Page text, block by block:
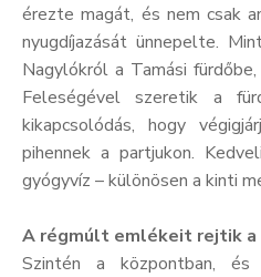
érezte magát, és nem csak
nyugdíjazását ünnepelte.
Nagylókról a Tamási
Feleségével szeretik a
kikapcsolódás, hogy
pihennek a partjukon.
gyógyvíz – különösen a kinti
A régmúlt emlékeit rejtik
Szintén a központban,